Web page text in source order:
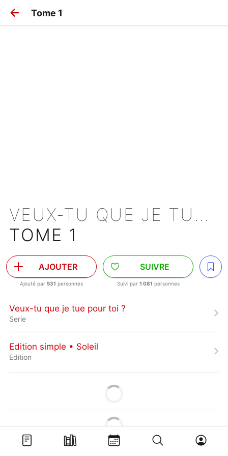
Tome 1
VEUX-TU QUE JE TUE POUR TOI ?
TOME 1
AJOUTER
Ajouté par 531 personnes
SUIVRE
Suivi par 1 081 personnes
Veux-tu que je tue pour toi ?
Serie
Edition simple • Soleil
Edition